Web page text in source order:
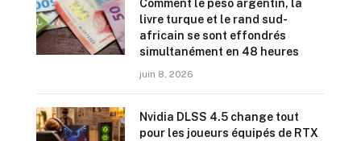
Comment le peso argentin, la
livre turque et le rand sud-
africain se sont effondrés
simultanément en 48 heures
juin 8, 2026
Nvidia DLSS 4.5 change tout
pour les joueurs équipés de RTX